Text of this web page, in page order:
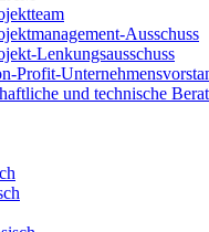
Ausschuss
Lenkungsausschuss
Profit-
und technische